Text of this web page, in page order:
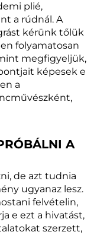
plié,
a rúdnál. A
kérünk tőlük
folyamatosan
megfigyeljük,
képesek e
a
A
de azt tudnia
ugyanaz lesz.
felvételin,
e ezt a hivatást,
szerzett,